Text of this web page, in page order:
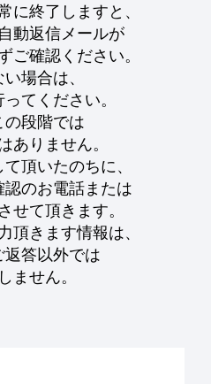
に終了しますと、
動返信メールが
ご確認ください。
場合は、
てください。
の段階では
ありません。
頂いたのちに、
のお電話または
せて頂きます。
頂きます情報は、
返答以外では
ません。